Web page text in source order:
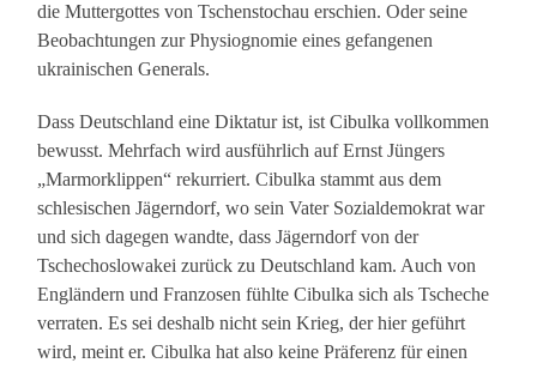
die Muttergottes von Tschenstochau erschien. Oder seine
Beobachtungen zur Physiognomie eines gefangenen
ukrainischen Generals.
Dass Deutschland eine Diktatur ist, ist Cibulka vollkommen
bewusst. Mehrfach wird ausführlich auf Ernst Jüngers
„Marmorklippen“ rekurriert. Cibulka stammt aus dem
schlesischen Jägerndorf, wo sein Vater Sozialdemokrat war
und sich dagegen wandte, dass Jägerndorf von der
Tschechoslowakei zurück zu Deutschland kam. Auch von
Engländern und Franzosen fühlte Cibulka sich als Tscheche
verraten. Es sei deshalb nicht sein Krieg, der hier geführt
wird, meint er. Cibulka hat also keine Präferenz für einen